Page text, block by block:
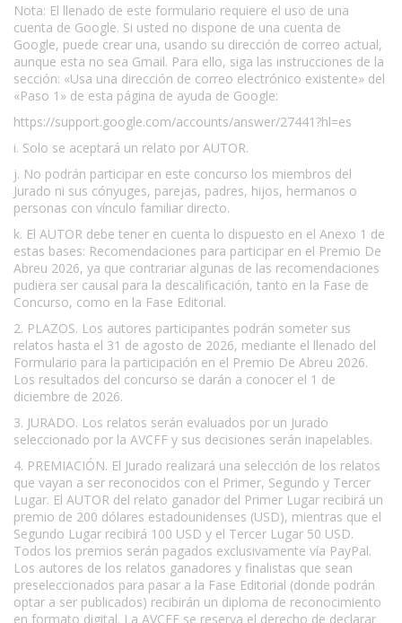
Nota: El llenado de este formulario requiere el uso de una
cuenta de Google. Si usted no dispone de una cuenta de
Google, puede crear una, usando su dirección de correo actual,
aunque esta no sea Gmail. Para ello, siga las instrucciones de la
sección: «Usa una dirección de correo electrónico existente» del
«Paso 1» de esta página de ayuda de Google:
https://support.google.com/accounts/answer/27441?hl=es
i. Solo se aceptará un relato por AUTOR.
j. No podrán participar en este concurso los miembros del
Jurado ni sus cónyuges, parejas, padres, hijos, hermanos o
personas con vínculo familiar directo.
k. El AUTOR debe tener en cuenta lo dispuesto en el Anexo 1 de
estas bases: Recomendaciones para participar en el Premio De
Abreu 2026, ya que contrariar algunas de las recomendaciones
pudiera ser causal para la descalificación, tanto en la Fase de
Concurso, como en la Fase Editorial.
2. PLAZOS. Los autores participantes podrán someter sus
relatos hasta el 31 de agosto de 2026, mediante el llenado del
Formulario para la participación en el Premio De Abreu 2026.
Los resultados del concurso se darán a conocer el 1 de
diciembre de 2026.
3. JURADO. Los relatos serán evaluados por un Jurado
seleccionado por la AVCFF y sus decisiones serán inapelables.
4. PREMIACIÓN. El Jurado realizará una selección de los relatos
que vayan a ser reconocidos con el Primer, Segundo y Tercer
Lugar. El AUTOR del relato ganador del Primer Lugar recibirá un
premio de 200 dólares estadounidenses (USD), mientras que el
Segundo Lugar recibirá 100 USD y el Tercer Lugar 50 USD.
Todos los premios serán pagados exclusivamente vía PayPal.
Los autores de los relatos ganadores y finalistas que sean
preseleccionados para pasar a la Fase Editorial (donde podrán
optar a ser publicados) recibirán un diploma de reconocimiento
en formato digital. La AVCFF se reserva el derecho de declarar